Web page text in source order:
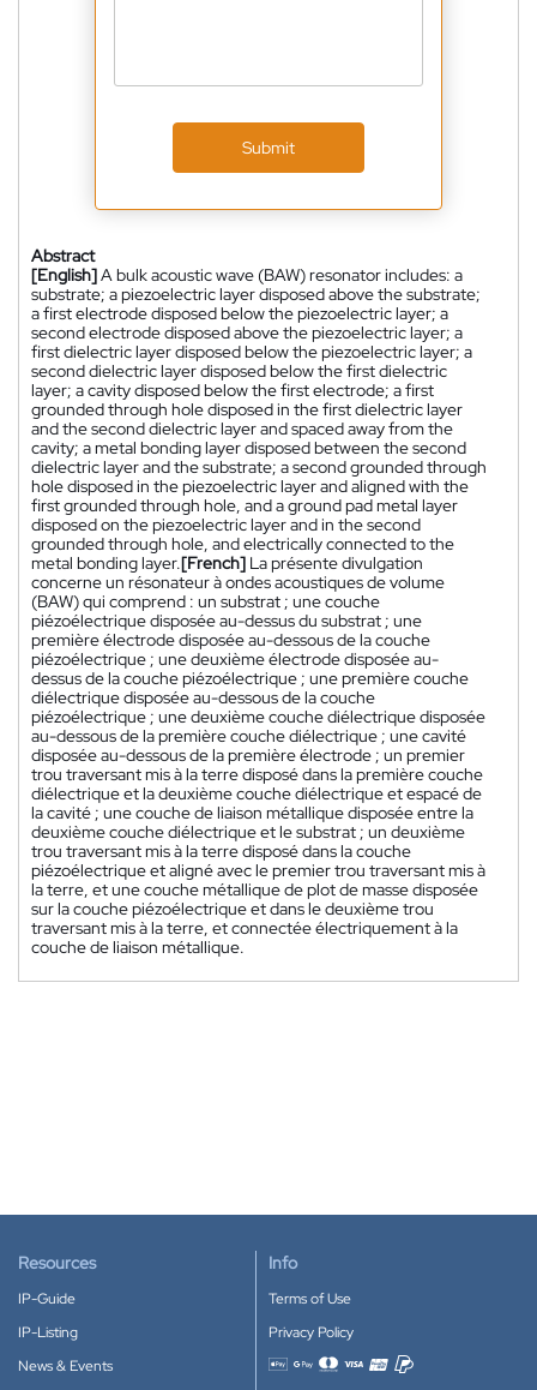
Submit
Abstract
[English]A bulk acoustic wave (BAW) resonator includes: a
substrate; a piezoelectric layer disposed above the substrate;
a first electrode disposed below the piezoelectric layer; a
second electrode disposed above the piezoelectric layer; a
first dielectric layer disposed below the piezoelectric layer; a
second dielectric layer disposed below the first dielectric
layer; a cavity disposed below the first electrode; a first
grounded through hole disposed in the first dielectric layer
and the second dielectric layer and spaced away from the
cavity; a metal bonding layer disposed between the second
dielectric layer and the substrate; a second grounded through
hole disposed in the piezoelectric layer and aligned with the
first grounded through hole, and a ground pad metal layer
disposed on the piezoelectric layer and in the second
grounded through hole, and electrically connected to the
metal bonding layer.[French] La présente divulgation
concerne un résonateur à ondes acoustiques de volume
(BAW) qui comprend : un substrat ; une couche
piézoélectrique disposée au-dessus du substrat ; une
première électrode disposée au-dessous de la couche
piézoélectrique ; une deuxième électrode disposée au-
dessus de la couche piézoélectrique ; une première couche
diélectrique disposée au-dessous de la couche
piézoélectrique ; une deuxième couche diélectrique disposée
au-dessous de la première couche diélectrique ; une cavité
disposée au-dessous de la première électrode ; un premier
trou traversant mis à la terre disposé dans la première couche
diélectrique et la deuxième couche diélectrique et espacé de
la cavité ; une couche de liaison métallique disposée entre la
deuxième couche diélectrique et le substrat ; un deuxième
trou traversant mis à la terre disposé dans la couche
piézoélectrique et aligné avec le premier trou traversant mis à
la terre, et une couche métallique de plot de masse disposée
sur la couche piézoélectrique et dans le deuxième trou
traversant mis à la terre, et connectée électriquement à la
couche de liaison métallique.
Resources
IP-Guide
IP-Listing
News & Events
Info
Terms of Use
Privacy Policy
Accepted payment methods